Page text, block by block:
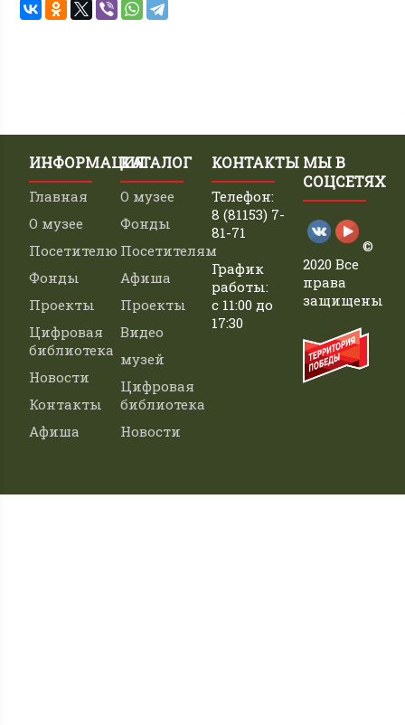
ИНФОРМАЦИЯ
Главная
О музее
Посетителю
Фонды
Проекты
Цифровая
библиотека
Новости
Контакты
Афиша
КАТАЛОГ
О музее
Фонды
Посетителям
Афиша
Проекты
Видео
музей
Цифровая
библиотека
Новости
КОНТАКТЫ
Телефон:
8 (81153) 7-
81-71
График
работы:
с 11:00 до
17:30
МЫ В
СОЦСЕТЯХ
©
2020 Все
права
защищены